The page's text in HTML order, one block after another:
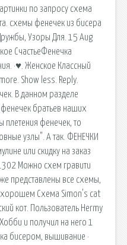
по запросу схема
схемы фенечек из бисера
Узоры Для. 15 Aug
СчастьеФенечка
·♥. Женское Классный
Show less. Reply.
В данном разделе
братьев наших
фенечек, то
узлы". А так. ФЕНЕЧКИ
или скидку на заказ
Можно схем гравити
представлены все схемы,
Схема Simon's cat
кот. Пользователь Hermy
и получил на него 1
бисером, вышивание ·